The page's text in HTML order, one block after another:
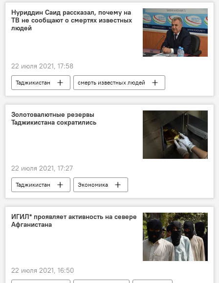
Афганистан и Таджикистан: новости на границе
Нуриддин Саид рассказал, почему на
ТВ не сообщают о смертях известных
людей
22 июля 2021, 17:58
Таджикистан смерть известных людей
Золотовалютные резервы
Таджикистана сократились
22 июля 2021, 17:27
Таджикистан
Экономика
Нацбанк Таджикистана
ИГИЛ* проявляет активность на севере
Афганистана
22 июля 2021, 16:50